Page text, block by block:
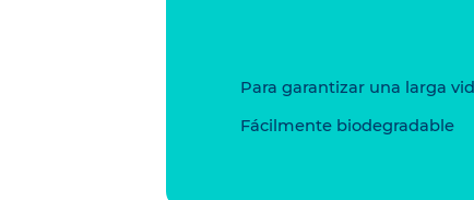
Para garantizar una larga
Fácilmente biodegradable